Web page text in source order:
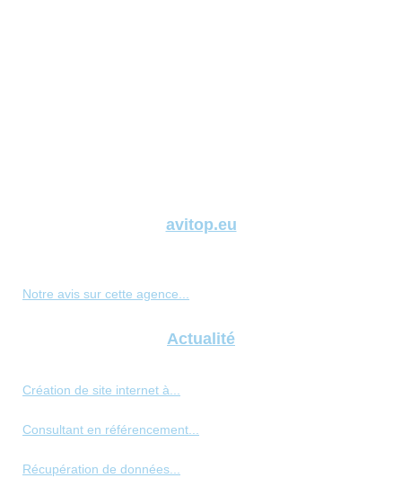
avitop.eu
Notre avis sur cette agence...
Actualité
Création de site internet à...
Consultant en référencement...
Récupération de données...